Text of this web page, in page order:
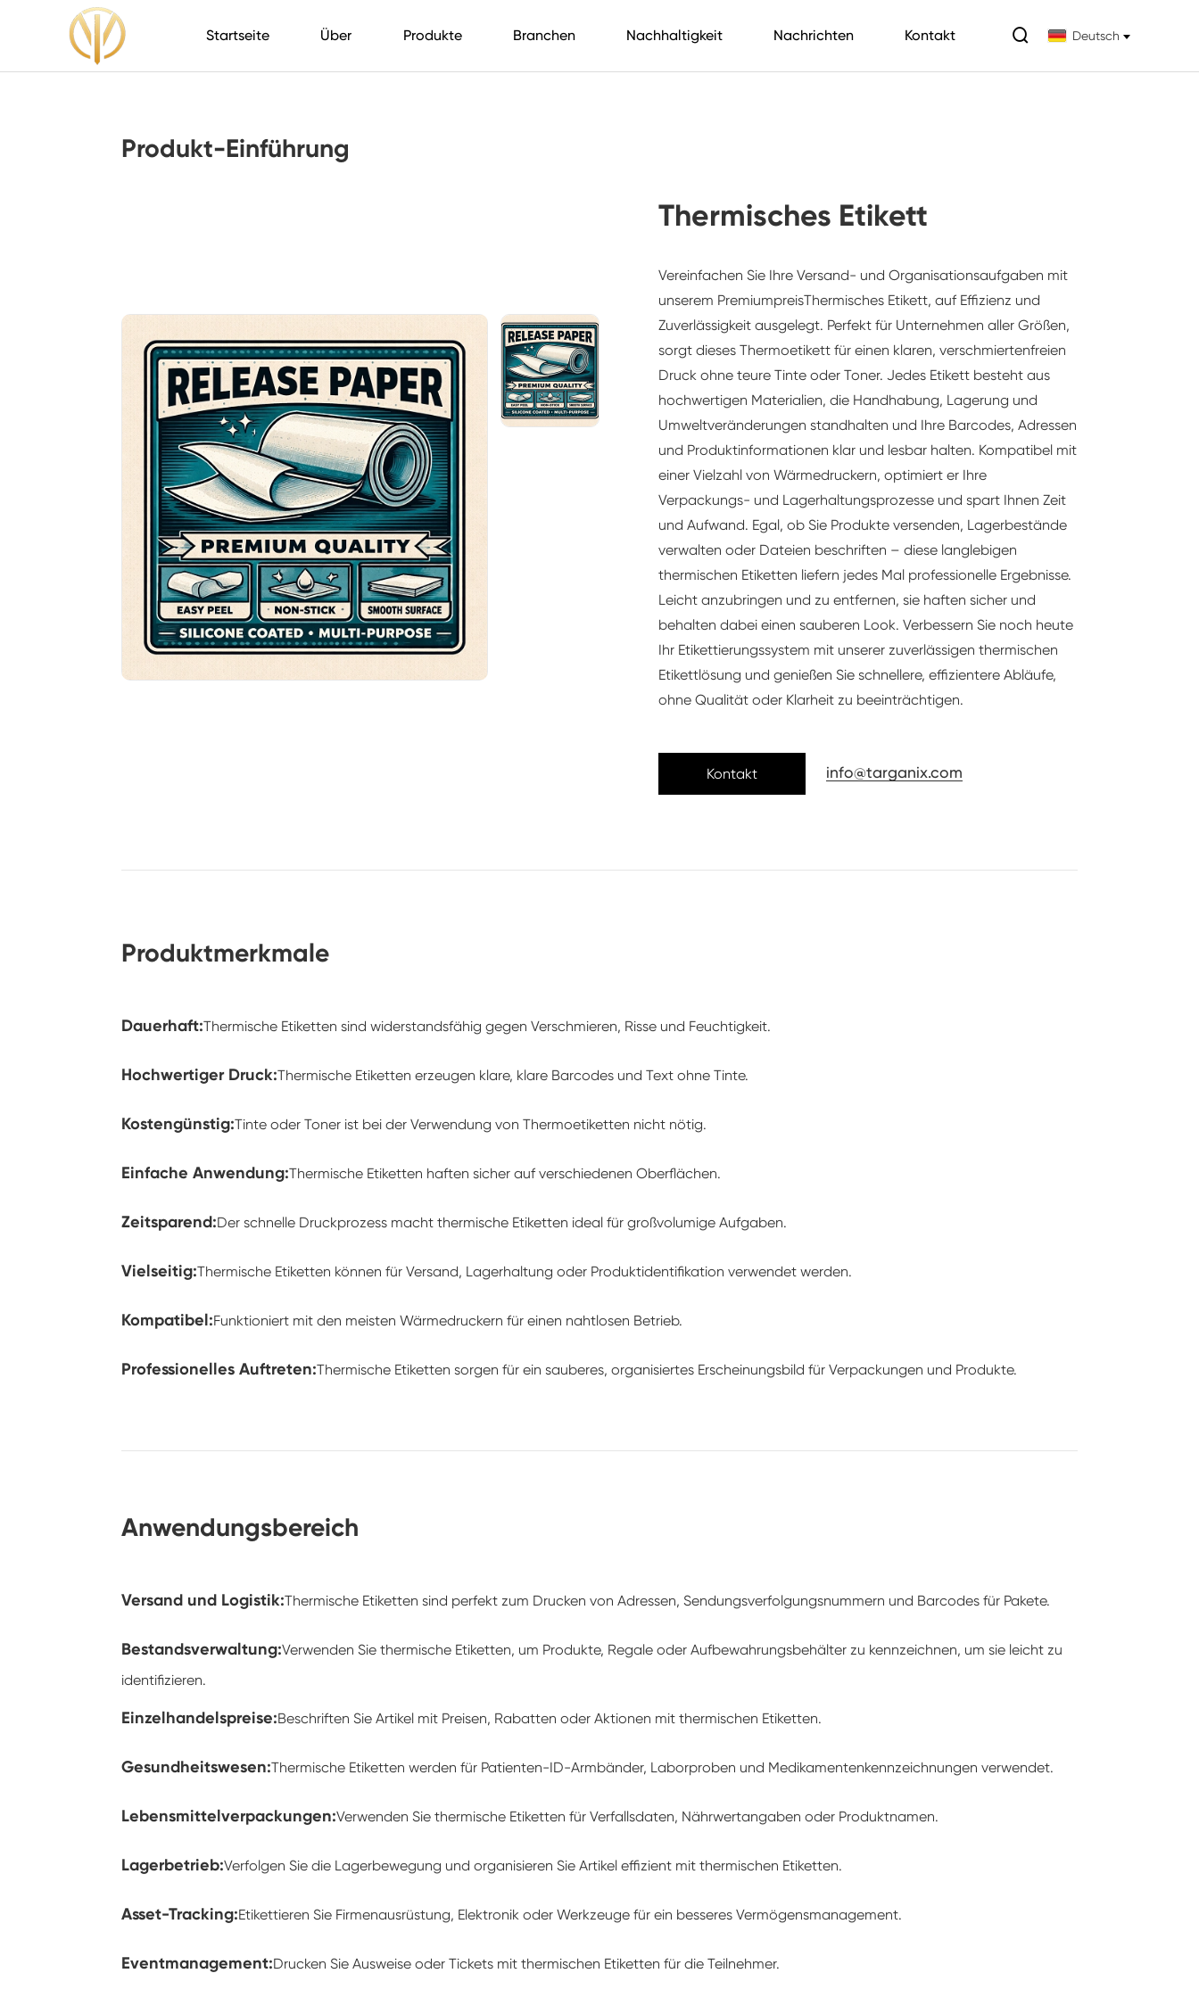
Startseite Über Produkte Branchen Nachhaltigkeit Nachrichten Kontakt  Deutsch
Produkt-Einführung
Thermisches Etikett
Vereinfachen Sie Ihre Versand- und Organisationsaufgaben mit
unserem PremiumpreisThermisches Etikett, auf Effizienz und
Zuverlässigkeit ausgelegt. Perfekt für Unternehmen aller Größen,
sorgt dieses Thermoetikett für einen klaren, verschmiertenfreien
Druck ohne teure Tinte oder Toner. Jedes Etikett besteht aus
hochwertigen Materialien, die Handhabung, Lagerung und
Umweltveränderungen standhalten und Ihre Barcodes, Adressen
und Produktinformationen klar und lesbar halten. Kompatibel mit
einer Vielzahl von Wärmedruckern, optimiert er Ihre
Verpackungs- und Lagerhaltungsprozesse und spart Ihnen Zeit
und Aufwand. Egal, ob Sie Produkte versenden, Lagerbestände
verwalten oder Dateien beschriften – diese langlebigen
thermischen Etiketten liefern jedes Mal professionelle Ergebnisse.
Leicht anzubringen und zu entfernen, sie haften sicher und
behalten dabei einen sauberen Look. Verbessern Sie noch heute
Ihr Etikettierungssystem mit unserer zuverlässigen thermischen
Etikettlösung und genießen Sie schnellere, effizientere Abläufe,
ohne Qualität oder Klarheit zu beeinträchtigen.
Kontakt info@targanix.com
Produktmerkmale
Dauerhaft:Thermische Etiketten sind widerstandsfähig gegen Verschmieren, Risse und Feuchtigkeit.
Hochwertiger Druck:Thermische Etiketten erzeugen klare, klare Barcodes und Text ohne Tinte.
Kostengünstig:Tinte oder Toner ist bei der Verwendung von Thermoetiketten nicht nötig.
Einfache Anwendung:Thermische Etiketten haften sicher auf verschiedenen Oberflächen.
Zeitsparend:Der schnelle Druckprozess macht thermische Etiketten ideal für großvolumige Aufgaben.
Vielseitig:Thermische Etiketten können für Versand, Lagerhaltung oder Produktidentifikation verwendet werden.
Kompatibel:Funktioniert mit den meisten Wärmedruckern für einen nahtlosen Betrieb.
Professionelles Auftreten:Thermische Etiketten sorgen für ein sauberes, organisiertes Erscheinungsbild für Verpackungen und Produkte.
Anwendungsbereich
Versand und Logistik:Thermische Etiketten sind perfekt zum Drucken von Adressen, Sendungsverfolgungsnummern und Barcodes für Pakete.
Bestandsverwaltung:Verwenden Sie thermische Etiketten, um Produkte, Regale oder Aufbewahrungsbehälter zu kennzeichnen, um sie leicht zu
identifizieren.
Einzelhandelspreise:Beschriften Sie Artikel mit Preisen, Rabatten oder Aktionen mit thermischen Etiketten.
Gesundheitswesen:Thermische Etiketten werden für Patienten-ID-Armbänder, Laborproben und Medikamentenkennzeichnungen verwendet.
Lebensmittelverpackungen:Verwenden Sie thermische Etiketten für Verfallsdaten, Nährwertangaben oder Produktnamen.
Lagerbetrieb:Verfolgen Sie die Lagerbewegung und organisieren Sie Artikel effizient mit thermischen Etiketten.
Asset-Tracking:Etikettieren Sie Firmenausrüstung, Elektronik oder Werkzeuge für ein besseres Vermögensmanagement.
Eventmanagement:Drucken Sie Ausweise oder Tickets mit thermischen Etiketten für die Teilnehmer.